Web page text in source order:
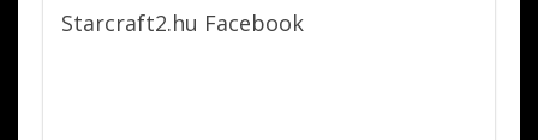
Starcraft2.hu Facebook